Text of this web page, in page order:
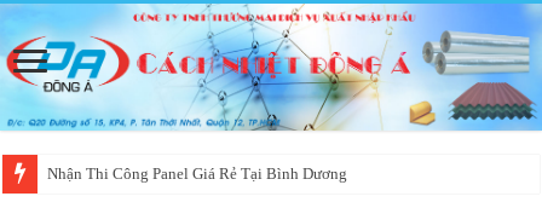
Nhận Thi Công Panel Giá Rẻ Tại Bình Dương